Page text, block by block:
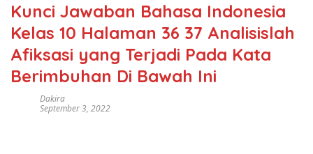
Kunci Jawaban Bahasa Indonesia
Kelas 10 Halaman 36 37 Analisislah
Afiksasi yang Terjadi Pada Kata
Berimbuhan Di Bawah Ini
Dakira
September 3, 2022